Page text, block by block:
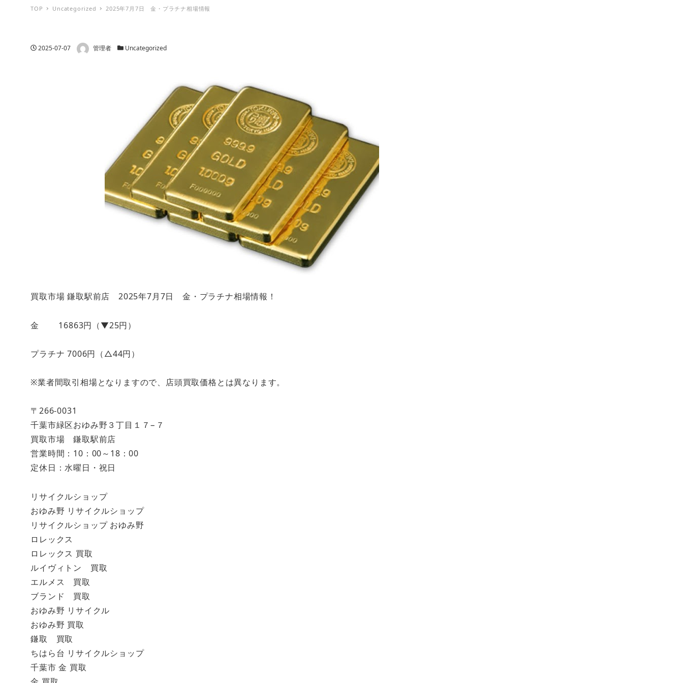
TOP Uncategorized 2025年7月7日 金・プラチナ相場情報
投稿日
2025-07-07 著者 管理者 カテゴリー
Uncategorized
買取市場 鎌取駅前店 2025年7月7日 金・プラチナ相場情報！
金 16863円（▼25円）
プラチナ 7006円（△44円）
※業者間取引相場となりますので、店頭買取価格とは異なります。
〒266-0031
千葉市緑区おゆみ野３丁目１７−７
買取市場 鎌取駅前店
営業時間：10：00～18：00
定休日：水曜日・祝日
リサイクルショップ
おゆみ野 リサイクルショップ
リサイクルショップ おゆみ野
ロレックス
ロレックス 買取
ルイヴィトン 買取
エルメス 買取
ブランド 買取
おゆみ野 リサイクル
おゆみ野 買取
鎌取 買取
ちはら台 リサイクルショップ
千葉市 金 買取